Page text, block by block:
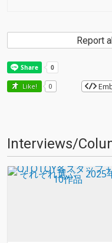
Report
Like! 0
Interviews/